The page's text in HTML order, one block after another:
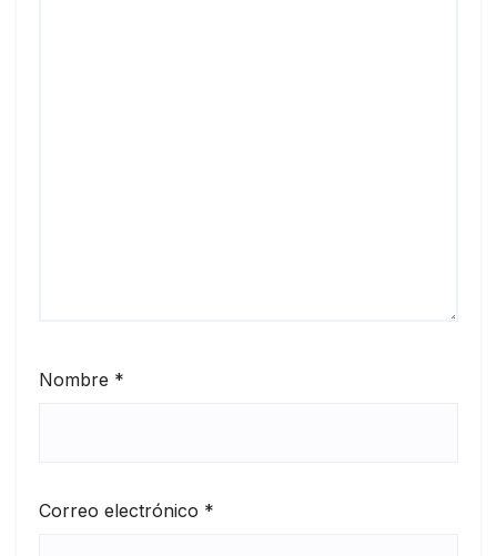
Nombre *
Correo electrónico *